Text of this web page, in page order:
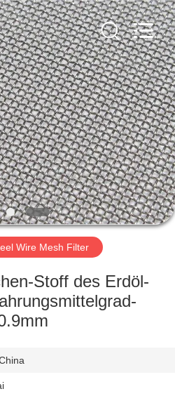
Wire Mesh Filter
Stoff des Erdöl-